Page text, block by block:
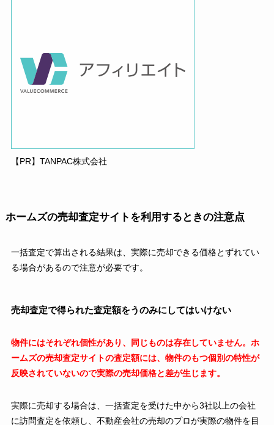
【PR】TANPAC株式会社
ホームズの売却査定サイトを利用するときの注意点
一括査定で算出される結果は、実際に売却できる価格とずれてい
る場合があるので注意が必要です。
売却査定で得られた査定額をうのみにしてはいけない
物件にはそれぞれ個性があり、同じものは存在していません。ホ
ームズの売却査定サイトの査定額には、物件のもつ個別の特性が
反映されていないので実際の売却価格と差が生じます。
実際に売却する場合は、一括査定を受けた中から3社以上の会社
に訪問査定を依頼し、不動産会社の売却のプロが実際の物件を目